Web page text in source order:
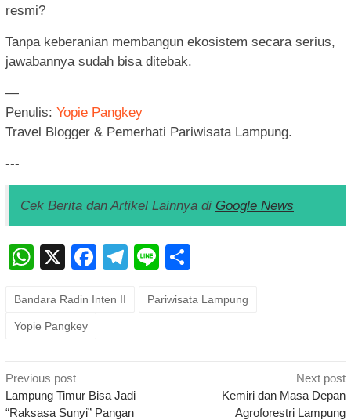
resmi?
Tanpa keberanian membangun ekosistem secara serius,
jawabannya sudah bisa ditebak.
—
Penulis: Yopie Pangkey
Travel Blogger & Pemerhati Pariwisata Lampung.
---
Cek Berita dan Artikel Lainnya di Google News
WhatsApp
X Facebook
Telegram
Line
Bandara Radin Inten II Pariwisata Lampung
Yopie Pangkey
Post
navigation
Previous post
Lampung Timur Bisa Jadi
“Raksasa Sunyi” Pangan
Next post
Kemiri dan Masa Depan
Agroforestri Lampung